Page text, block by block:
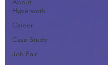
About
Hyperwork
Career
Case Study
Job Fair